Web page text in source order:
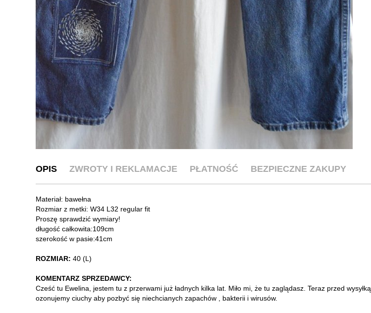
OPIS ZWROTY I REKLAMACJE PŁATNOŚĆ BEZPIECZNE ZAKUPY
Materiał: bawełna
Rozmiar z metki: W34 L32 regular fit
Proszę sprawdzić wymiary!
długość całkowita:109cm
szerokość w pasie:41cm
ROZMIAR: 40 (L)
KOMENTARZ SPRZEDAWCY:
Cześć tu Ewelina, jestem tu z przerwami już ładnych kilka lat. Miło mi, że tu zaglądasz. Teraz przed wysyłką
ozonujemy ciuchy aby pozbyć się niechcianych zapachów , bakterii i wirusów.